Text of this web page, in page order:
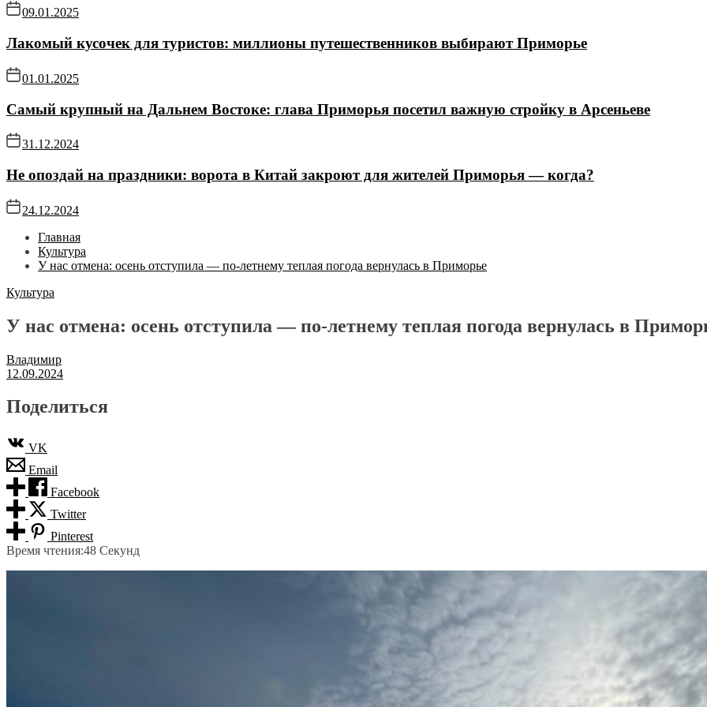
09.01.2025
Лакомый кусочек для туристов: миллионы путешественников выбирают Приморье
01.01.2025
Самый крупный на Дальнем Востоке: глава Приморья посетил важную стройку в Арсеньеве
31.12.2024
Не опоздай на праздники: ворота в Китай закроют для жителей Приморья — когда?
24.12.2024
Главная
Культура
У нас отмена: осень отступила — по-летнему теплая погода вернулась в Приморье
Культура
У нас отмена: осень отступила — по-летнему теплая погода вернулась в
Владимир
12.09.2024
Поделиться
VK
Email
Facebook
Twitter
Pinterest
Время чтения:48 Секунд